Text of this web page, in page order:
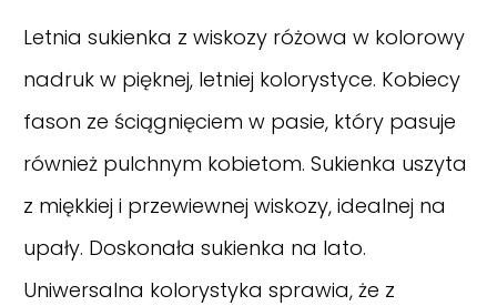
Letnia sukienka z wiskozy różowa w kolorowy
nadruk w pięknej, letniej kolorystyce. Kobiecy
fason ze ściągnięciem w pasie, który pasuje
również pulchnym kobietom. Sukienka uszyta
z miękkiej i przewiewnej wiskozy, idealnej na
upały. Doskonała sukienka na lato.
Uniwersalna kolorystyka sprawia, że z